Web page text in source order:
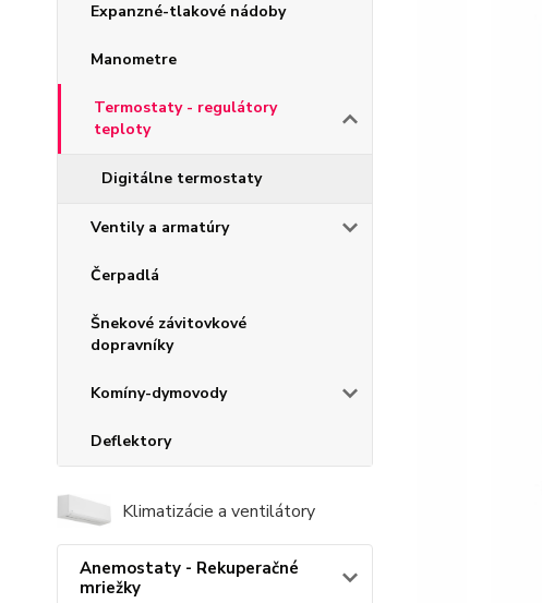
Expanzné-tlakové nádoby
Manometre
Termostaty - regulátory
teploty
Digitálne termostaty
Ventily a armatúry
Čerpadlá
Šnekové závitovkové
dopravníky
Komíny-dymovody
Deflektory
Klimatizácie a ventilátory
Anemostaty - Rekuperačné
mriežky